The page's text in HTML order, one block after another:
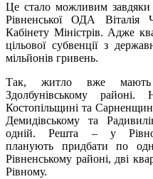
Це стало можливим
Рівненської ОДА Віталія
Кабінету Міністрів. Адже
цільової субвенції з
мільйонів гривень.
Так, житло вже
Здолбунівському
Костопільщині та
Демидівському та
одній. Решта – у
планують придбати по
Рівненському районі, дві
Рівному.